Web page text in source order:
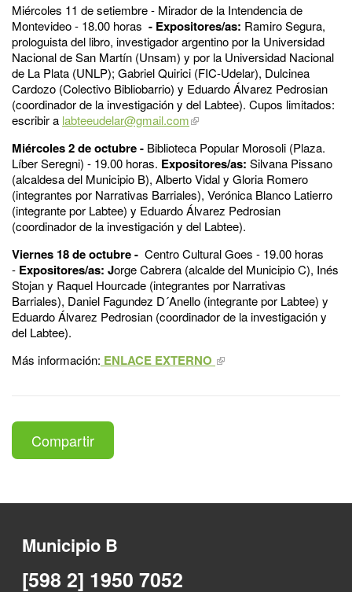
Miércoles 11 de setiembre - Mirador de la Intendencia de
Montevideo - 18.00 horas - Expositores/as: Ramiro Segura,
prologuista del libro, investigador argentino por la Universidad
Nacional de San Martín (Unsam) y por la Universidad Nacional
de La Plata (UNLP); Gabriel Quirici (FIC-Udelar), Dulcinea
Cardozo (Colectivo Bibliobarrio) y Eduardo Álvarez Pedrosian
(coordinador de la investigación y del Labtee). Cupos limitados:
escribir a labteeudelar@gmail.com
Miércoles 2 de octubre - Biblioteca Popular Morosoli (Plaza.
Líber Seregni) - 19.00 horas. Expositores/as: Silvana Pissano
(alcaldesa del Municipio B), Alberto Vidal y Gloria Romero
(integrantes por Narrativas Barriales), Verónica Blanco Latierro
(integrante por Labtee) y Eduardo Álvarez Pedrosian
(coordinador de la investigación y del Labtee).
Viernes 18 de octubre - Centro Cultural Goes - 19.00 horas
- Expositores/as: Jorge Cabrera (alcalde del Municipio C), Inés
Stojan y Raquel Hourcade (integrantes por Narrativas
Barriales), Daniel Fagundez D´Anello (integrante por Labtee) y
Eduardo Álvarez Pedrosian (coordinador de la investigación y
del Labtee).
Más información: ENLACE EXTERNO
Compartir
Municipio B
[598 2] 1950 7052